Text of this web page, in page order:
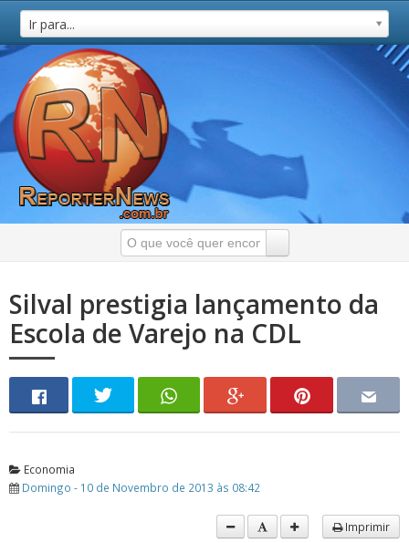
Ir para...
Silval prestigia lançamento da
Escola de Varejo na CDL
Economia
Domingo - 10 de Novembro de 2013 às 08:42
Imprimir